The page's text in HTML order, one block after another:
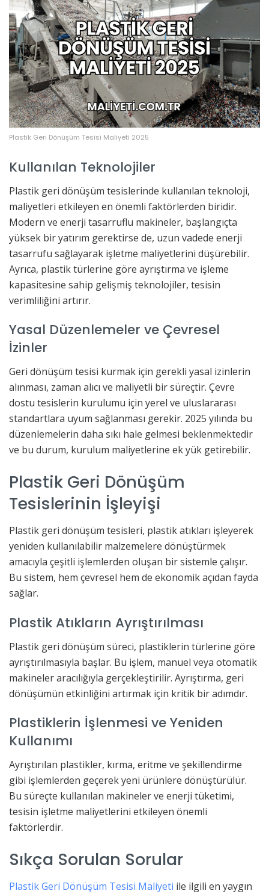
Plastik Geri Dönüşüm Tesisi Maliyeti 2025
Kullanılan Teknolojiler
Plastik geri dönüşüm tesislerinde kullanılan teknoloji,
maliyetleri etkileyen en önemli faktörlerden biridir.
Modern ve enerji tasarruflu makineler, başlangıçta
yüksek bir yatırım gerektirse de, uzun vadede enerji
tasarrufu sağlayarak işletme maliyetlerini düşürebilir.
Ayrıca, plastik türlerine göre ayrıştırma ve işleme
kapasitesine sahip gelişmiş teknolojiler, tesisin
verimliliğini artırır.
Yasal Düzenlemeler ve Çevresel
İzinler
Geri dönüşüm tesisi kurmak için gerekli yasal izinlerin
alınması, zaman alıcı ve maliyetli bir süreçtir. Çevre
dostu tesislerin kurulumu için yerel ve uluslararası
standartlara uyum sağlanması gerekir. 2025 yılında bu
düzenlemelerin daha sıkı hale gelmesi beklenmektedir
ve bu durum, kurulum maliyetlerine ek yük getirebilir.
Plastik Geri Dönüşüm
Tesislerinin İşleyişi
Plastik geri dönüşüm tesisleri, plastik atıkları işleyerek
yeniden kullanılabilir malzemelere dönüştürmek
amacıyla çeşitli işlemlerden oluşan bir sistemle çalışır.
Bu sistem, hem çevresel hem de ekonomik açıdan fayda
sağlar.
Plastik Atıkların Ayrıştırılması
Plastik geri dönüşüm süreci, plastiklerin türlerine göre
ayrıştırılmasıyla başlar. Bu işlem, manuel veya otomatik
makineler aracılığıyla gerçekleştirilir. Ayrıştırma, geri
dönüşümün etkinliğini artırmak için kritik bir adımdır.
Plastiklerin İşlenmesi ve Yeniden
Kullanımı
Ayrıştırılan plastikler, kırma, eritme ve şekillendirme
gibi işlemlerden geçerek yeni ürünlere dönüştürülür.
Bu süreçte kullanılan makineler ve enerji tüketimi,
tesisin işletme maliyetlerini etkileyen önemli
faktörlerdir.
Sıkça Sorulan Sorular
Plastik Geri Dönüşüm Tesisi Maliyeti ile ilgili en yaygın